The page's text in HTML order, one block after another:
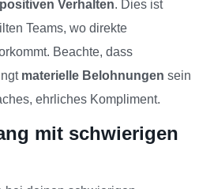
Verhalten. Dies ist
Teams, wo direkte
Beachte, dass
materielle Belohnungen sein
ehrliches Kompliment.
mit schwierigen